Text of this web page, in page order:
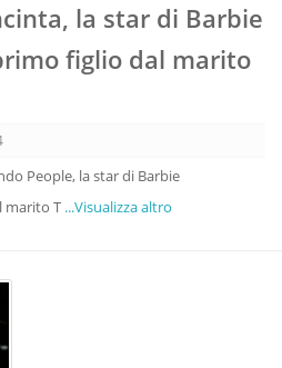
la star di Barbie
figlio dal marito
People, la star di Barbie
marito T ...Visualizza altro